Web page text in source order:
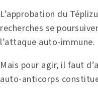
L’approbation du
recherches se
l’attaque auto-immune.
Mais pour agir, il faut
auto-anticorps